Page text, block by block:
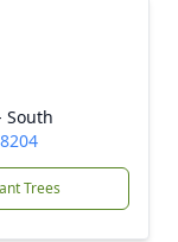
South
Trees